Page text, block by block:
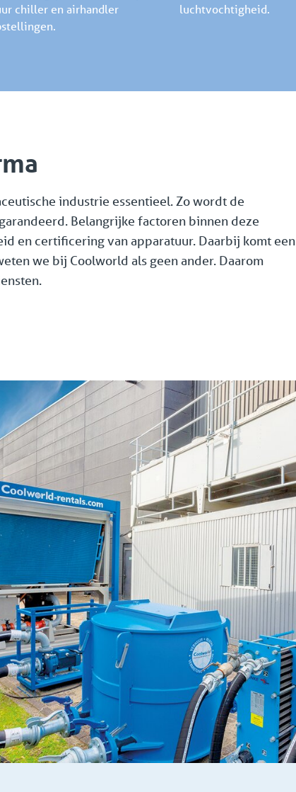
chiller en airhandler
luchtvochtigheid.
industrie essentieel. Zo wordt de
Belangrijke factoren binnen deze
en certificering van apparatuur. Daarbij komt een
we bij Coolworld als geen ander. Daarom